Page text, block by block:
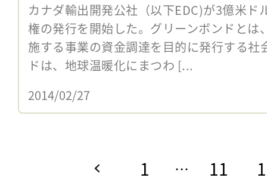
カナダ輸出開発公社（以下EDC)が3億米ド
権の発行を開始した。グリーンボンドとは
施する事業の資金調達を目的に発行する社
ドは、地球温暖化にまつわ [...
2014/02/27
1 … 11